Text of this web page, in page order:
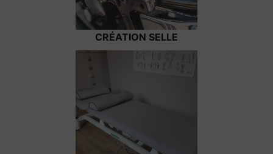
CRÉATION SELLE